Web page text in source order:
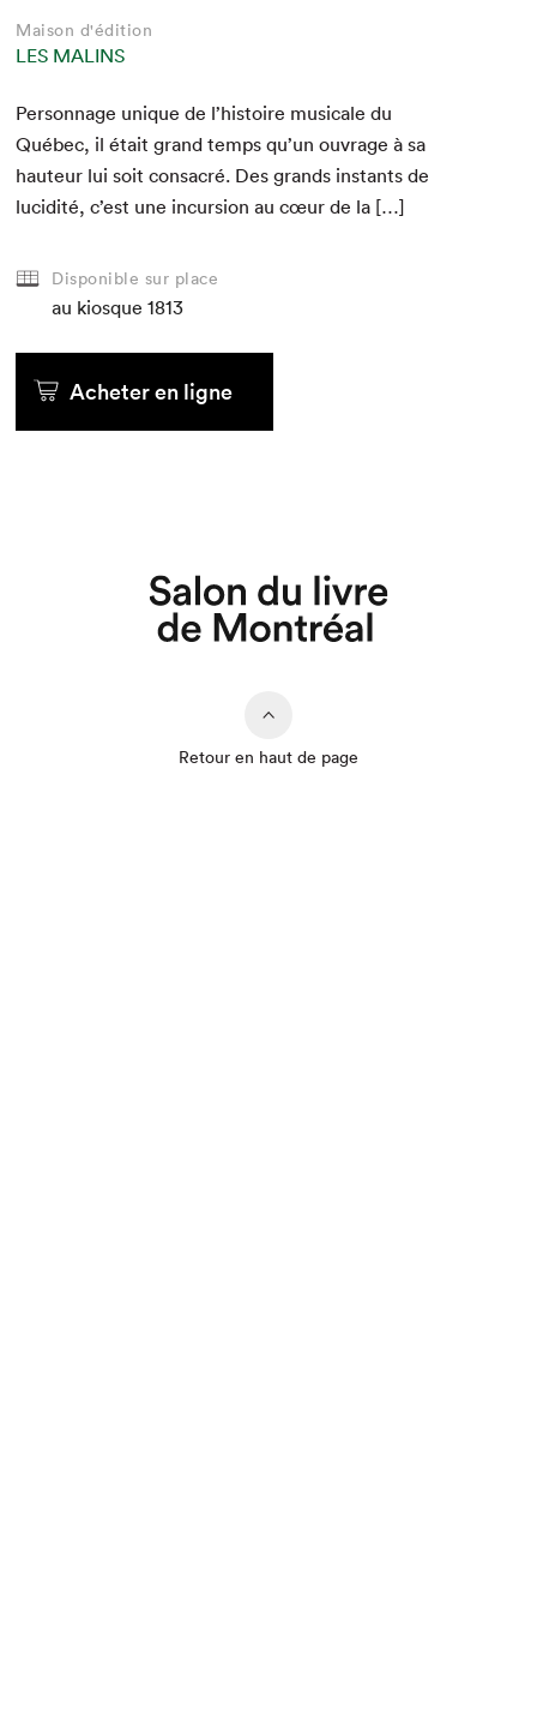
Que cherchez-vous?
Maison d'édition
LES MALINS
Per­son­nage unique de l’histoire musi­cale du
Québec, il était grand temps qu’un ouvrage à sa
hau­teur lui soit con­sacré. Des grands instants de
lucid­ité, c’est une incur­sion au cœur de la […]
Disponible sur place
au kiosque 1813
Acheter en ligne
Retour en haut de page